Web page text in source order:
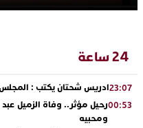
24 ساعة
23:07ادريس شحتان يكتب :
00:53رحيل مؤثر.. وفاة الزميل عبد
ومحبيه